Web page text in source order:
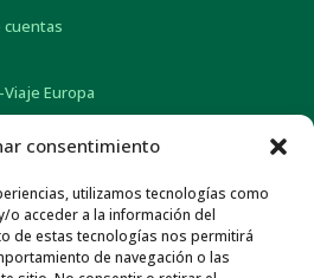
consentimiento
utilizamos tecnologías como
o acceder a la información del
de estas tecnologías nos permitirá
de navegación o las
cuentas
Europa